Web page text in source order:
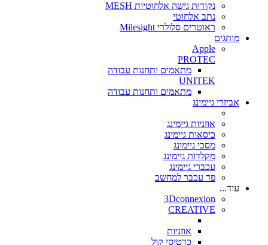
נקודות גישה אלחוטיות MESH
נתב אלחוטי
ראוטרים סלולרי Milesight
מותגים
Apple
PROTEC
מתאמים ותחנות עבודה
UNITEK
מתאמים ותחנות עבודה
אביזרי גיימינג
אוזניות גיימינג
כיסאות גיימינג
מסכי גיימינג
מקלדות גיימינג
עכברי גיימינג
פד עכבר למחשב
עוד...
3Dconnexion
CREATIVE
אוזניות
כרטיסי קול